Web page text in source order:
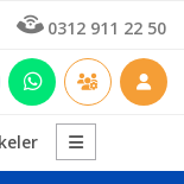
0312 911 22 50